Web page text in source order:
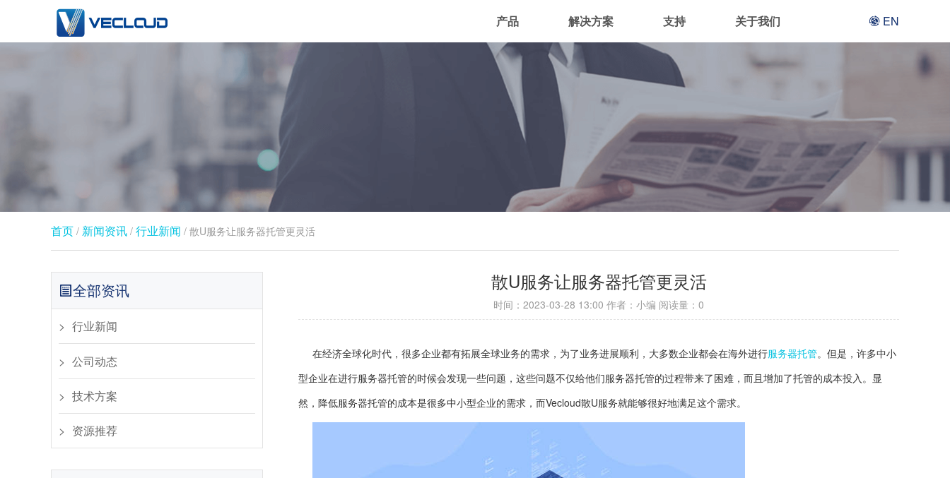
EN
关于我们
支持
解决方案
产品
首页 / 新闻资讯 / 行业新闻​ / 散U服务让服务器托管更灵活
全部资讯
行业新闻​
公司动态​
​技术方案
资源推荐
散U服务让服务器托管更灵活
时间： 2023-03-28 13:00 作者：小编 阅读量： 0
在经济全球化时代，很多企业都有拓展全球业务的需求，为了业务进展顺利，大多数企业都会在海外进行服务器托管。但是，许多中小
型企业在进行服务器托管的时候会发现一些问题，这些问题不仅给他们服务器托管的过程带来了困难，而且增加了托管的成本投入。显
然，降低服务器托管的成本是很多中小型企业的需求，而Vecloud散U服务就能够很好地满足这个需求。